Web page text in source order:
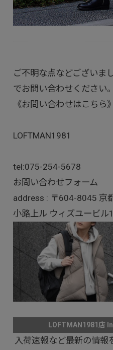
ご不明な点などございま
でお問い合わせください。
《お問い合わせはこちら》
LOFTMAN1981
tel:075-254-5678
お問い合わせフォーム
address : 〒604-8045 京
小路上ル ウィズユービル
LOFTMAN1981店
入荷速報など最新の情報